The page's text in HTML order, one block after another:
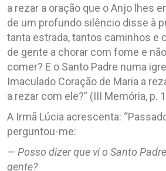
a rezar a oração que o Anjo lhes
de um profundo silêncio disse à
tanta estrada, tantos caminhos e
de gente a chorar com fome e
comer? E o Santo Padre numa
Imaculado Coração de Maria a
a rezar com ele?” (III Memória, p.
A Irmã Lúcia acrescenta:
perguntou-me:
— Posso dizer que vi o Santo
gente?